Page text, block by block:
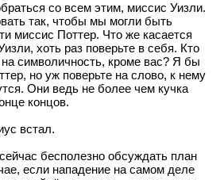
со всем этим, миссис Уизли.
так, чтобы мы могли быть
миссис Поттер. Что же касается
хоть раз поверьте в себя. Кто
символичность, кроме вас? Я бы
но уж поверьте на слово, к нему
Они ведь не более чем кучка
концов.
встал.
бесполезно обсуждать план
если нападение на самом деле